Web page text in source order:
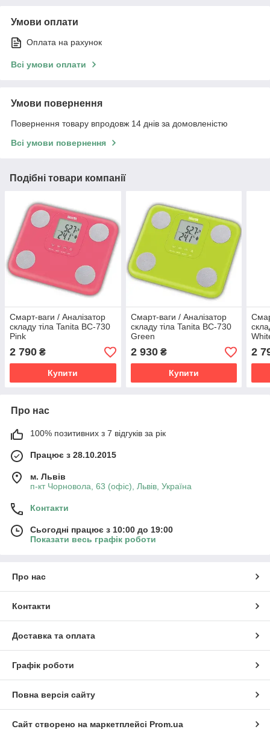
Умови оплати
Оплата на рахунок
Всі умови оплати
Умови повернення
Повернення товару впродовж 14 днів за домовленістю
Всі умови повернення
Подібні товари компанії
Смарт-ваги / Аналізатор
складу тіла Tanita BC-730
Pink
2 790 ₴
Купити
Смарт-ваги / Аналізатор
складу тіла Tanita BC-730
Green
2 930₴
Купити
2
Про нас
100% позитивних з 7 відгуків за рік
Працює з 28.10.2015
м. Львів
п-кт Чорновола, 63 (офіс), Львів, Україна
Контакти
Сьогодні працює з 10:00 до 19:00
Показати весь графік роботи
Про нас
Контакти
Доставка та оплата
Графік роботи
Повна версія сайту
Сайт створено на маркетплейсі Prom.ua